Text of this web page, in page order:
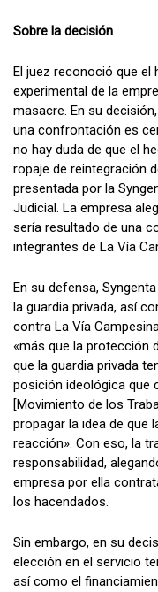
Sobre la decisión
El juez reconoció que el
experimental de la
masacre. En su
una confrontación es
no hay duda de que el
ropaje de reintegración
presentada por la
Judicial. La empresa
sería resultado de una
integrantes de La Vía
En su defensa,
la guardia privada, así
contra La Vía
«más que la protección
que la guardia privada
posición ideológica que
[Movimiento de los
propagar la idea de que
reacción». Con eso, la
responsabilidad,
empresa por ella
los hacendados.
Sin embargo, en su
elección en el servicio
así como el